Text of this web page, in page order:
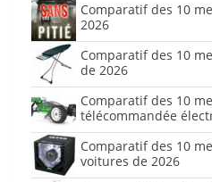
Comparatif des 10
2026
Comparatif des 10
de 2026
Comparatif des 10
télécommandée
Comparatif des 10
voitures de 2026